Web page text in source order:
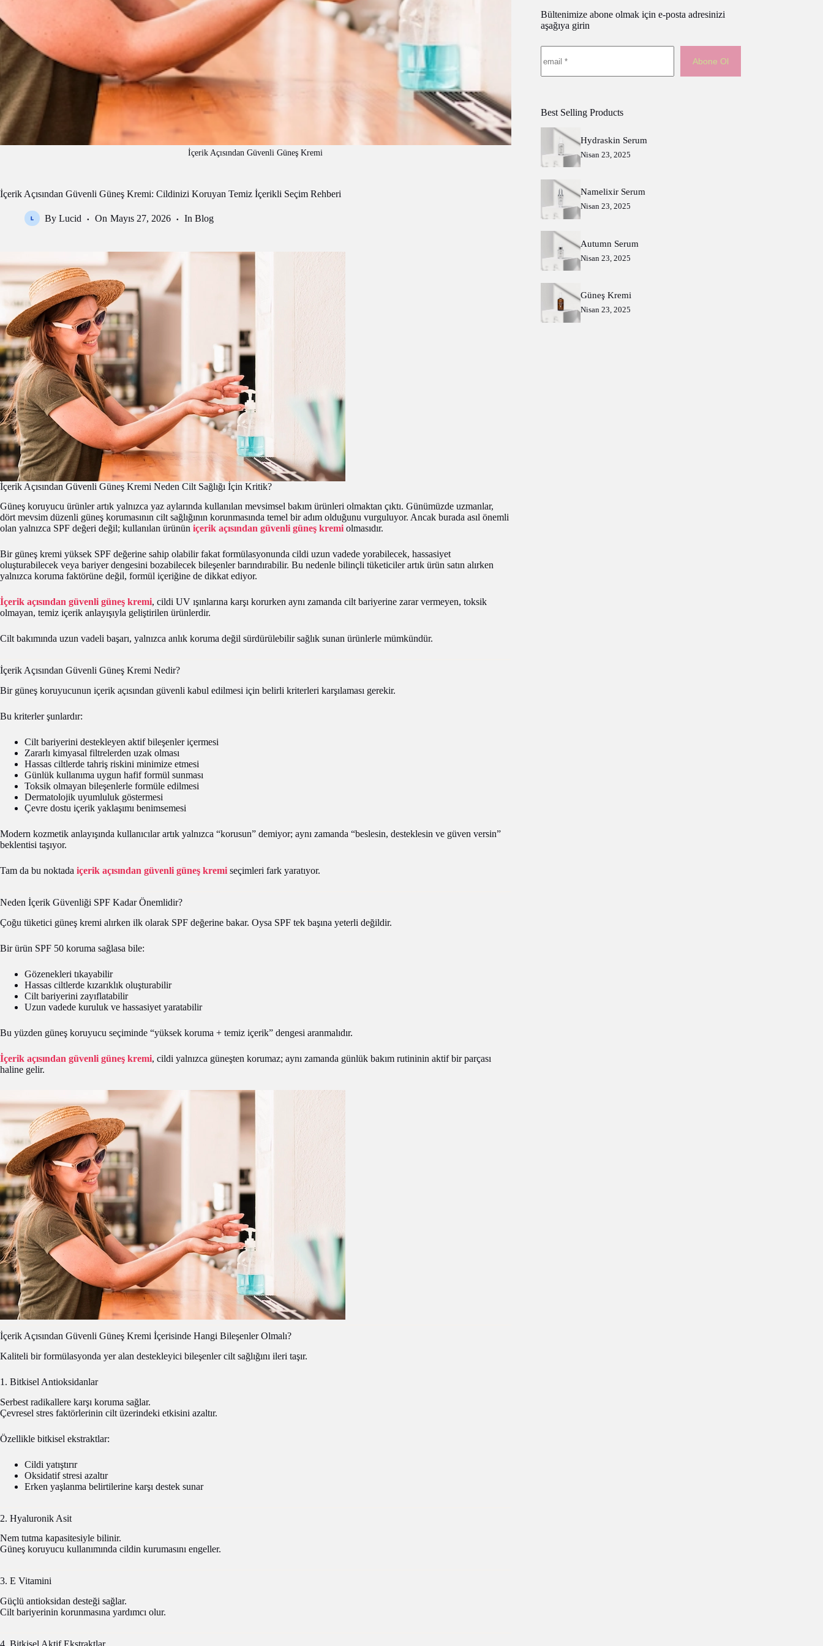
İçerik Açısından Güvenli Güneş Kremi
İçerik Açısından Güvenli Güneş Kremi: Cildinizi Koruyan Temiz İçerikli Seçim Rehberi
By Lucid On Mayıs 27, 2026 In Blog
İçerik Açısından Güvenli Güneş Kremi Neden Cilt Sağlığı İçin Kritik?
Güneş koruyucu ürünler artık yalnızca yaz aylarında kullanılan mevsimsel bakım ürünleri olmaktan çıktı. Günümüzde uzmanlar,
dört mevsim düzenli güneş korumasının cilt sağlığının korunmasında temel bir adım olduğunu vurguluyor. Ancak burada asıl önemli
olan yalnızca SPF değeri değil; kullanılan ürünün içerik açısından güvenli güneş kremiolmasıdır.
Bir güneş kremi yüksek SPF değerine sahip olabilir fakat formülasyonunda cildi uzun vadede yorabilecek, hassasiyet
oluşturabilecek veya bariyer dengesini bozabilecek bileşenler barındırabilir. Bu nedenle bilinçli tüketiciler artık ürün satın alırken
yalnızca koruma faktörüne değil, formül içeriğine de dikkat ediyor.
İçerik açısından güvenli güneş kremi, cildi UV ışınlarına karşı korurken aynı zamanda cilt bariyerine zarar vermeyen, toksik
olmayan, temiz içerik anlayışıyla geliştirilen ürünlerdir.
Cilt bakımında uzun vadeli başarı, yalnızca anlık koruma değil sürdürülebilir sağlık sunan ürünlerle mümkündür.
İçerik Açısından Güvenli Güneş Kremi Nedir?
Bir güneş koruyucunun içerik açısından güvenli kabul edilmesi için belirli kriterleri karşılaması gerekir.
Bu kriterler şunlardır:
Cilt bariyerini destekleyen aktif bileşenler içermesi
Zararlı kimyasal filtrelerden uzak olması
Hassas ciltlerde tahriş riskini minimize etmesi
Günlük kullanıma uygun hafif formül sunması
Toksik olmayan bileşenlerle formüle edilmesi
Dermatolojik uyumluluk göstermesi
Çevre dostu içerik yaklaşımı benimsemesi
Modern kozmetik anlayışında kullanıcılar artık yalnızca “korusun” demiyor; aynı zamanda “beslesin, desteklesin ve güven versin”
beklentisi taşıyor.
Tam da bu noktada içerik açısından güvenli güneş kremi seçimleri fark yaratıyor.
Neden İçerik Güvenliği SPF Kadar Önemlidir?
Çoğu tüketici güneş kremi alırken ilk olarak SPF değerine bakar. Oysa SPF tek başına yeterli değildir.
Bir ürün SPF 50 koruma sağlasa bile:
Gözenekleri tıkayabilir
Hassas ciltlerde kızarıklık oluşturabilir
Cilt bariyerini zayıflatabilir
Uzun vadede kuruluk ve hassasiyet yaratabilir
Bu yüzden güneş koruyucu seçiminde “yüksek koruma + temiz içerik” dengesi aranmalıdır.
İçerik açısından güvenli güneş kremi, cildi yalnızca güneşten korumaz; aynı zamanda günlük bakım rutininin aktif bir parçası
haline gelir.
İçerik Açısından Güvenli Güneş Kremi İçerisinde Hangi Bileşenler Olmalı?
Kaliteli bir formülasyonda yer alan destekleyici bileşenler cilt sağlığını ileri taşır.
1. Bitkisel Antioksidanlar
Serbest radikallere karşı koruma sağlar.
Çevresel stres faktörlerinin cilt üzerindeki etkisini azaltır.
Özellikle bitkisel ekstraktlar:
Cildi yatıştırır
Oksidatif stresi azaltır
Erken yaşlanma belirtilerine karşı destek sunar
2. Hyaluronik Asit
Nem tutma kapasitesiyle bilinir.
Güneş koruyucu kullanımında cildin kurumasını engeller.
3. E Vitamini
Güçlü antioksidan desteği sağlar.
Cilt bariyerinin korunmasına yardımcı olur.
Bültenimize abone olmak için e-posta adresinizi
aşağıya girin
Abone Ol
Best Selling Products
Hydraskin Serum
Nisan 23, 2025
Namelixir Serum
Nisan 23, 2025
Autumn Serum
Nisan 23, 2025
Güneş Kremi
Nisan 23, 2025